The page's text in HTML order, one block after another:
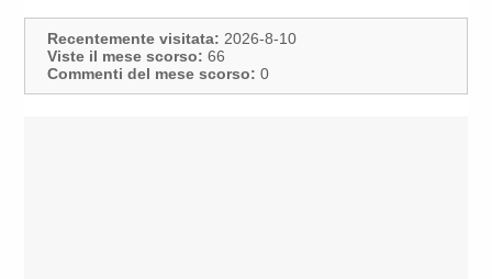
Recentemente visitata: 2026-8-10
Viste il mese scorso: 66
Commenti del mese scorso: 0